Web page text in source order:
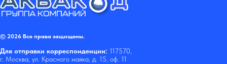
© 2026 Все права защищены.
Для отправки корреспонденции: 117570,
г. Москва, ул. Красного маяка, д. 15, оф. 11